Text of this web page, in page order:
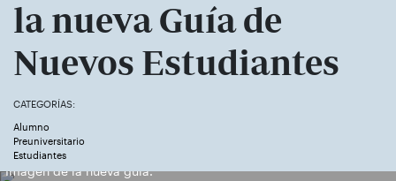
la nueva Guía de
Nuevos Estudiantes
CATEGORÍAS:
Alumno
Preuniversitario
Estudiantes
Imagen de la nueva guía.